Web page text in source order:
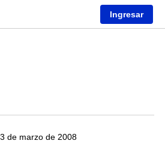
Ingresar
de marzo de 2008